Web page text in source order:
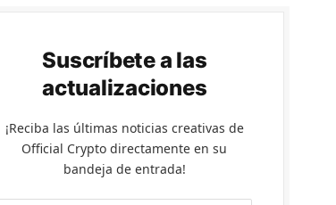
Suscríbete a las
actualizaciones
¡Reciba las últimas noticias creativas de
Official Crypto directamente en su
bandeja de entrada!